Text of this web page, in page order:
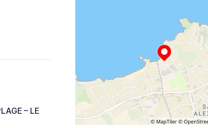
– LE